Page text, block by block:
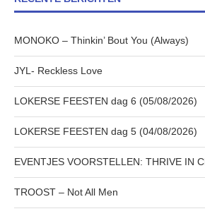
MONOKO – Thinkin’ Bout You (Always)
JYL- Reckless Love
LOKERSE FEESTEN dag 6 (05/08/2026)
LOKERSE FEESTEN dag 5 (04/08/2026)
EVENTJES VOORSTELLEN: THRIVE IN
TROOST – Not All Men